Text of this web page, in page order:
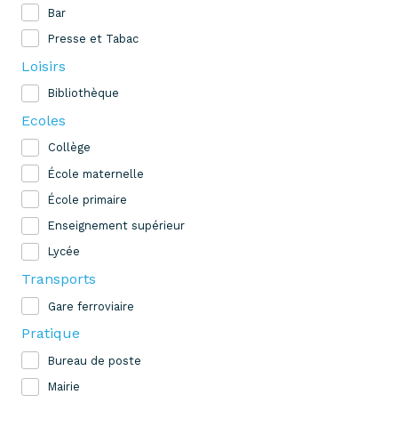
Bar
Presse et Tabac
Loisirs
Bibliothèque
Ecoles
Collège
École maternelle
École primaire
Enseignement supérieur
Lycée
Transports
Gare ferroviaire
Pratique
Bureau de poste
Mairie